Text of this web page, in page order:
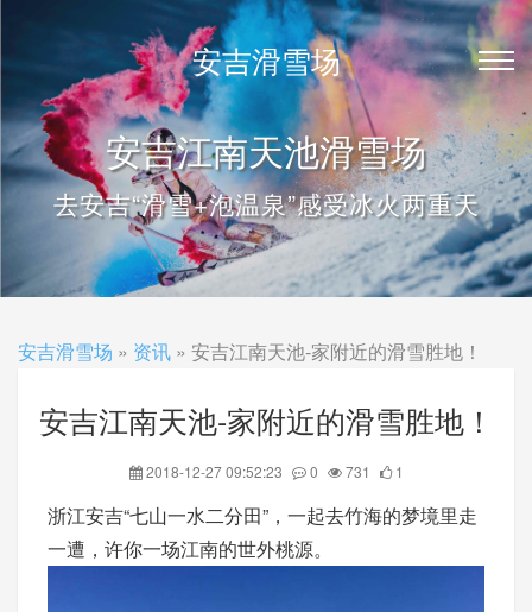
安吉滑雪场
安吉江南天池滑雪场
去安吉“滑雪+泡温泉”感受冰火两重天
安吉滑雪场 » 资讯 » 安吉江南天池-家附近的滑雪胜地！
安吉江南天池-家附近的滑雪胜地！
2018-12-27 09:52:23 0 731 1
浙江安吉“七山一水二分田”，一起去竹海的梦境里走
一遭，许你一场江南的世外桃源。